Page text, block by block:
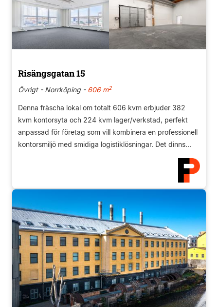
Risängsgatan 15
Övrigt - Norrköping -606 m2
Denna fräscha lokal om totalt 606 kvm erbjuder 382
kvm kontorsyta och 224 kvm lager/verkstad, perfekt
anpassad för företag som vill kombinera en professionell
kontorsmiljö med smidiga logistiklösningar. Det dinns...